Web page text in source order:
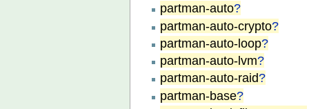
partman-auto?
partman-auto-crypto?
partman-auto-loop?
partman-auto-lvm?
partman-auto-raid?
partman-base?